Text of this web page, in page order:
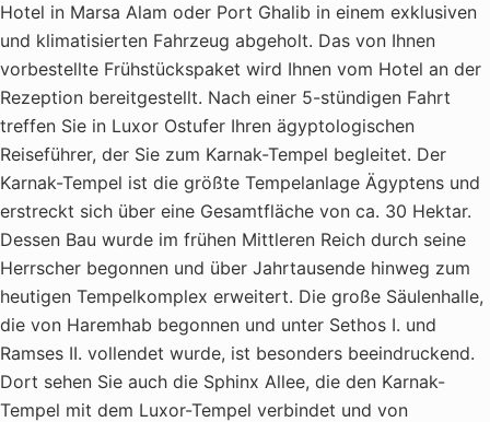
Hotel in Marsa Alam oder Port Ghalib in einem exklusiven
und klimatisierten Fahrzeug abgeholt. Das von Ihnen
vorbestellte Frühstückspaket wird Ihnen vom Hotel an der
Rezeption bereitgestellt. Nach einer 5-stündigen Fahrt
treffen Sie in Luxor Ostufer Ihren ägyptologischen
Reiseführer, der Sie zum Karnak-Tempel begleitet. Der
Karnak-Tempel ist die größte Tempelanlage Ägyptens und
erstreckt sich über eine Gesamtfläche von ca. 30 Hektar.
Dessen Bau wurde im frühen Mittleren Reich durch seine
Herrscher begonnen und über Jahrtausende hinweg zum
heutigen Tempelkomplex erweitert. Die große Säulenhalle,
die von Haremhab begonnen und unter Sethos I. und
Ramses II. vollendet wurde, ist besonders beeindruckend.
Dort sehen Sie auch die Sphinx Allee, die den Karnak-
Tempel mit dem Luxor-Tempel verbindet und von